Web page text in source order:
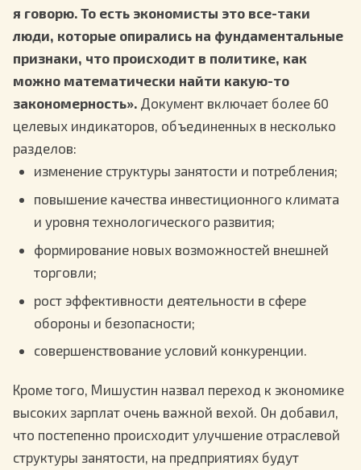
я говорю. То есть экономисты это все-таки
люди, которые опирались на фундаментальные
признаки, что происходит в политике, как
можно математически найти какую-то
закономерность». Документ включает более 60
целевых индикаторов, объединенных в несколько
разделов:
изменение структуры занятости и потребления;
повышение качества инвестиционного климата
и уровня технологического развития;
формирование новых возможностей внешней
торговли;
рост эффективности деятельности в сфере
обороны и безопасности;
совершенствование условий конкуренции.
Кроме того, Мишустин назвал переход к экономике
высоких зарплат очень важной вехой. Он добавил,
что постепенно происходит улучшение отраслевой
структуры занятости, на предприятиях будут